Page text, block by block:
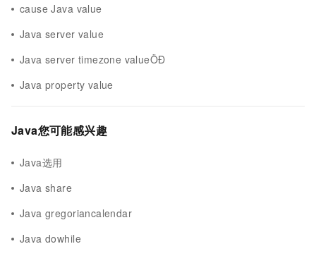
cause Java value
Java server value
Java server timezone valueÖÐ
Java property value
Java您可能感兴趣
Java选用
Java share
Java gregoriancalendar
Java dowhile